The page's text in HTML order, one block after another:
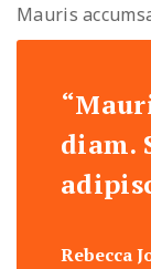
Mauris
diam.
Rebecca